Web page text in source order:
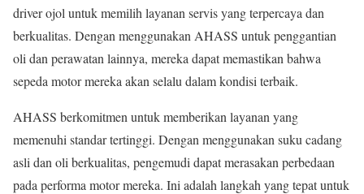
driver ojol untuk memilih layanan servis yang terpercaya dan
berkualitas. Dengan menggunakan AHASS untuk penggantian
oli dan perawatan lainnya, mereka dapat memastikan bahwa
sepeda motor mereka akan selalu dalam kondisi terbaik.
AHASS berkomitmen untuk memberikan layanan yang
memenuhi standar tertinggi. Dengan menggunakan suku cadang
asli dan oli berkualitas, pengemudi dapat merasakan perbedaan
pada performa motor mereka. Ini adalah langkah yang tepat untuk